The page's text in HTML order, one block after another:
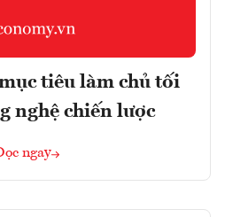
tiêu làm chủ tối
nghệ chiến lược
ngay